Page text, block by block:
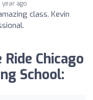
year ago
class. Kevin
Chicago
School: